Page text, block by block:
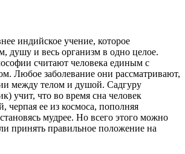
индийское учение, которое
душу и весь организм в одно целое.
считают человека единым с
Любое заболевание они рассматривают,
между телом и душой. Садгуру
учит, что во время сна человек
черпая ее из космоса, пополняя
мудрее. Но всего этого можно
принять правильное положение на